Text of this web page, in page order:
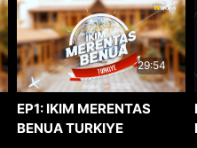
29:54
EP1: IKIM MERENTAS
BENUA TURKIYE